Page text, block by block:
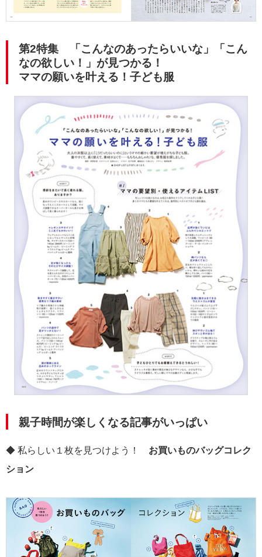
第2特集 「こんなのあったらいいな」「こん
なの欲しい！」が見つかる！
ママの願いを叶える！子ども服
親子時間が楽しくなる記事がいっぱい
◆ 私らしい１枚を見つけよう！ お買いものバッグコレク
ション